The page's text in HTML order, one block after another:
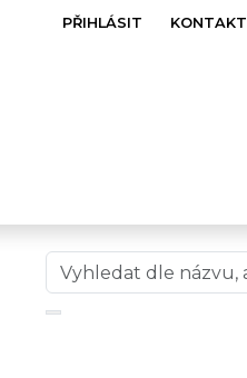
PŘIHLÁSIT KONTAKT